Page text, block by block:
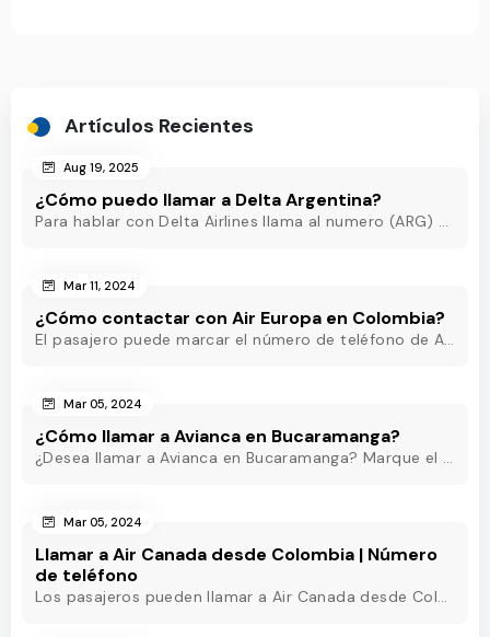
Artículos Recientes
Aug 19, 2025
¿Cómo puedo llamar a Delta Argentina?
Para hablar con Delta Airlines llama al numero (ARG) o al +54-11-5218-8717(Argentina) o al +54-11-5219-3285 (ARG) o al (ARG) o al +54-11-5218-8717(Argentina)
Mar 11, 2024
¿Cómo contactar con Air Europa en Colombia?
El pasajero puede marcar el número de teléfono de Air Europa Colombia y hablar con un agente en directo que estará disponible las 24 horas para ayudarle.
Mar 05, 2024
¿Cómo llamar a Avianca en Bucaramanga?
¿Desea llamar a Avianca en Bucaramanga? Marque el teléfono de Avianca Bucaramanga y obtenga asistencia rápida las 24 horas para eliminar sus inquietudes.
Mar 05, 2024
Llamar a Air Canada desde Colombia | Número
de teléfono
Los pasajeros pueden llamar a Air Canada desde Colombia marcando el número de teléfono de Air Canada Colombia y obtener asistencia útil en pocos minutos.